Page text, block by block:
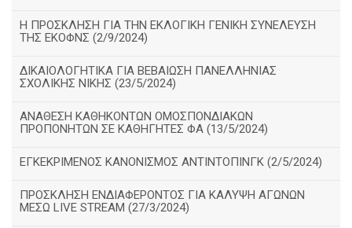
Η ΠΡΟΣΚΛΗΣΗ ΓΙΑ ΤΗΝ ΕΚΛΟΓΙΚΗ ΓΕΝΙΚΗ ΣΥΝΕΛΕΥΣΗ
ΤΗΣ ΕΚΟΦΝΣ (2/9/2024)
ΔΙΚΑΙΟΛΟΓΗΤΙΚΑ ΓΙΑ ΒΕΒΑΙΩΣΗ ΠΑΝΕΛΛΗΝΙΑΣ
ΣΧΟΛΙΚΗΣ ΝΙΚΗΣ (23/5/2024)
ΑΝΑΘΕΣΗ ΚΑΘΗΚΟΝΤΩΝ ΟΜΟΣΠΟΝΔΙΑΚΩΝ
ΠΡΟΠΟΝΗΤΩΝ ΣΕ ΚΑΘΗΓΗΤΕΣ ΦΑ (13/5/2024)
ΕΓΚΕΚΡΙΜΕΝΟΣ ΚΑΝΟΝΙΣΜΟΣ ΑΝΤΙΝΤΟΠΙΝΓΚ (2/5/2024)
ΠΡΟΣΚΛΗΣΗ ΕΝΔΙΑΦΕΡΟΝΤΟΣ ΓΙΑ ΚΑΛΥΨΗ ΑΓΩΝΩΝ
ΜΕΣΩ LIVE STREAM (27/3/2024)